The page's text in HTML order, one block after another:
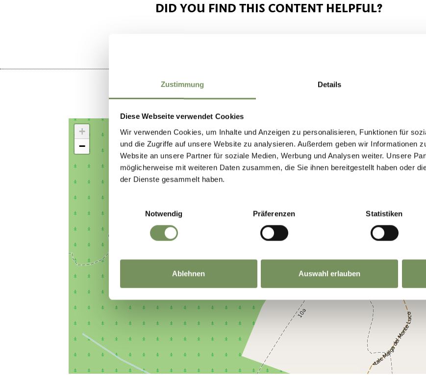
Zustimmung Details
Diese Webseite verwendet Cookies
Wir verwenden Cookies, um Inhalte und Anzeigen zu personalisieren, Funktionen für
und die Zugriffe auf unsere Website zu analysieren. Außerdem geben wir Informationen
Website an unsere Partner für soziale Medien, Werbung und Analysen weiter. Unsere
möglicherweise mit weiteren Daten zusammen, die Sie ihnen bereitgestellt haben oder
der Dienste gesammelt haben.
Notwendig
Präferenzen Statistiken
Ablehnen Auswahl erlauben
DID YOU FIND THIS CONTENT HELPFUL?
+
−